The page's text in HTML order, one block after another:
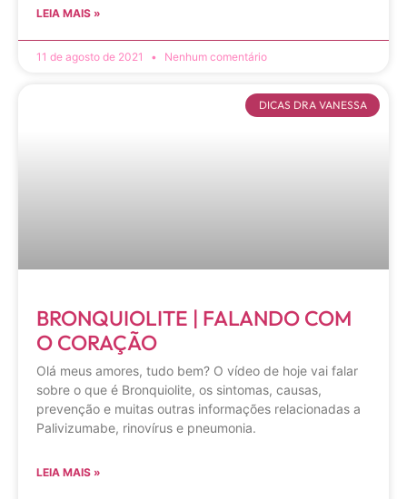
LEIA MAIS »
11 de agosto de 2021 Nenhum comentário
DICAS DRA VANESSA
BRONQUIOLITE | FALANDO COM
O CORAÇÃO
Olá meus amores, tudo bem? O vídeo de hoje vai falar
sobre o que é Bronquiolite, os sintomas, causas,
prevenção e muitas outras informações relacionadas a
Palivizumabe, rinovírus e pneumonia.
LEIA MAIS »